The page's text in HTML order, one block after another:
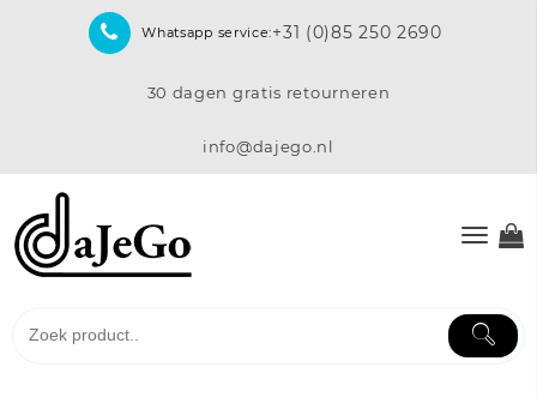
Whatsapp service:+31 (0)85 250 2690
30 dagen gratis retourneren
info@dajego.nl